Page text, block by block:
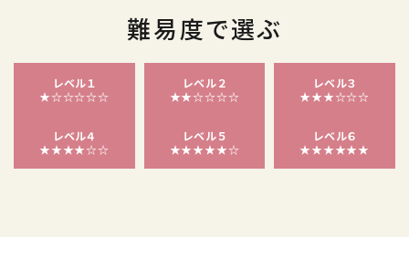
難易度で選ぶ
レベル１
★☆☆☆☆☆
レベル２
★★☆☆☆☆
レベル３
★★★☆☆☆
レベル４
★★★★☆☆
レベル５
★★★★★☆
レベル６
★★★★★★